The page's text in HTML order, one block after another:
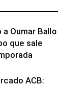
Oumar Ballo
que sale
ACB: